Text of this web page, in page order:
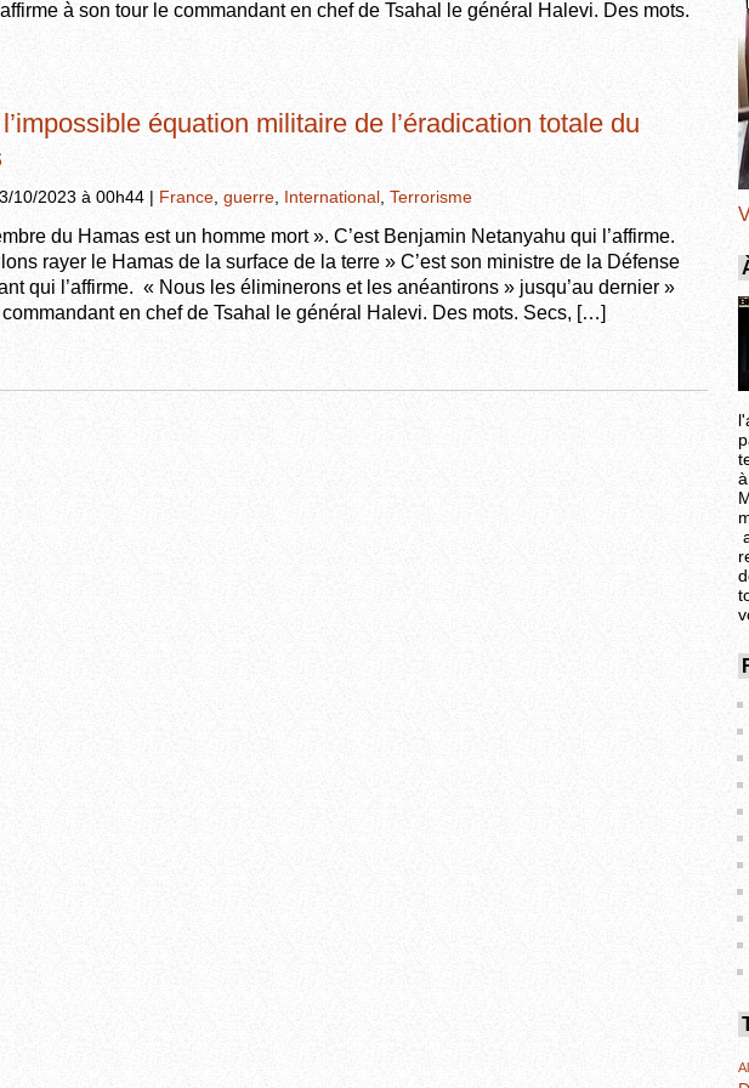
à son tour le commandant en chef de Tsahal le général Halevi. Des mots.
équation militaire de l’éradication totale du
10/2023 à 00h44 | France guerre International Terrorisme
du Hamas est un homme mort ». C’est Benjamin Netanyahu qui l’affirme.
rayer le Hamas de la surface de la terre » C’est son ministre de la Défense
qui l’affirme. « Nous les éliminerons et les anéantirons » jusqu’au dernier »
en chef de Tsahal le général Halevi. Des mots. Secs, […]